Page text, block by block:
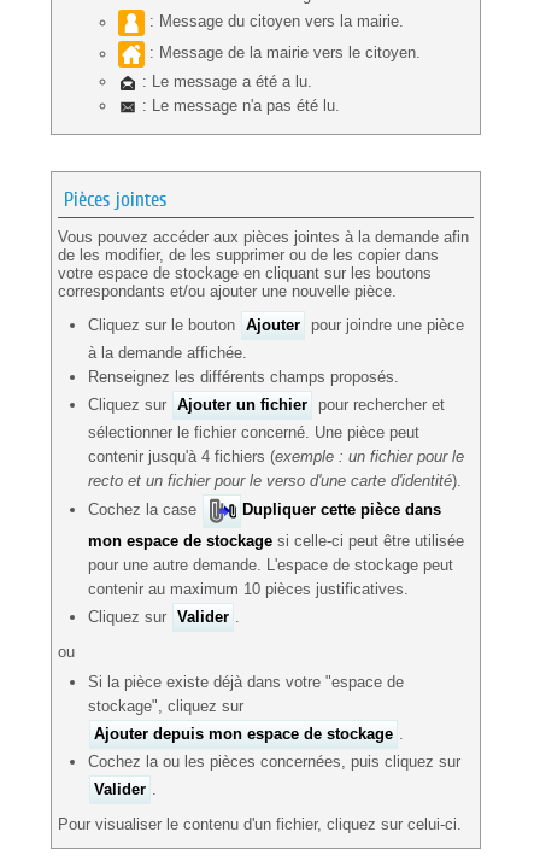
: Message du citoyen vers la mairie.
: Message de la mairie vers le citoyen.
: Le message a été a lu.
: Le message n'a pas été lu.
Pièces jointes
Vous pouvez accéder aux pièces jointes à la demande afin
de les modifier, de les supprimer ou de les copier dans
votre espace de stockage en cliquant sur les boutons
correspondants et/ou ajouter une nouvelle pièce.
Cliquez sur le bouton Ajouter
pour joindre une pièce
à la demande affichée.
Renseignez les différents champs proposés.
Cliquez sur Ajouter un fichier
pour rechercher et
sélectionner le fichier concerné. Une pièce peut
contenir jusqu'à 4 fichiers (exemple : un fichier pour le
recto et un fichier pour le verso d'une carte d'identité).
Cochez la case
Dupliquer cette pièce dans
mon espace de stockagesi celle-ci peut être utilisée
pour une autre demande. L'espace de stockage peut
contenir au maximum 10 pièces justificatives.
Cliquez sur Valider
ou
Si la pièce existe déjà dans votre "espace de
stockage", cliquez sur
Ajouter depuis mon espace de stockage
Cochez la ou les pièces concernées, puis cliquez sur
Valider
Pour visualiser le contenu d'un fichier, cliquez sur celui-ci.